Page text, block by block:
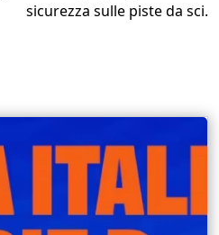
sicurezza sulle piste da sci.